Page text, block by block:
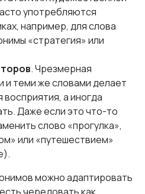
употребляются
например, для слова
«стратегия» или
. Чрезмерная
и теми же словами делает
а иногда
Даже если это что-то
слово «прогулка»,
или «путешествием»
можно адаптировать